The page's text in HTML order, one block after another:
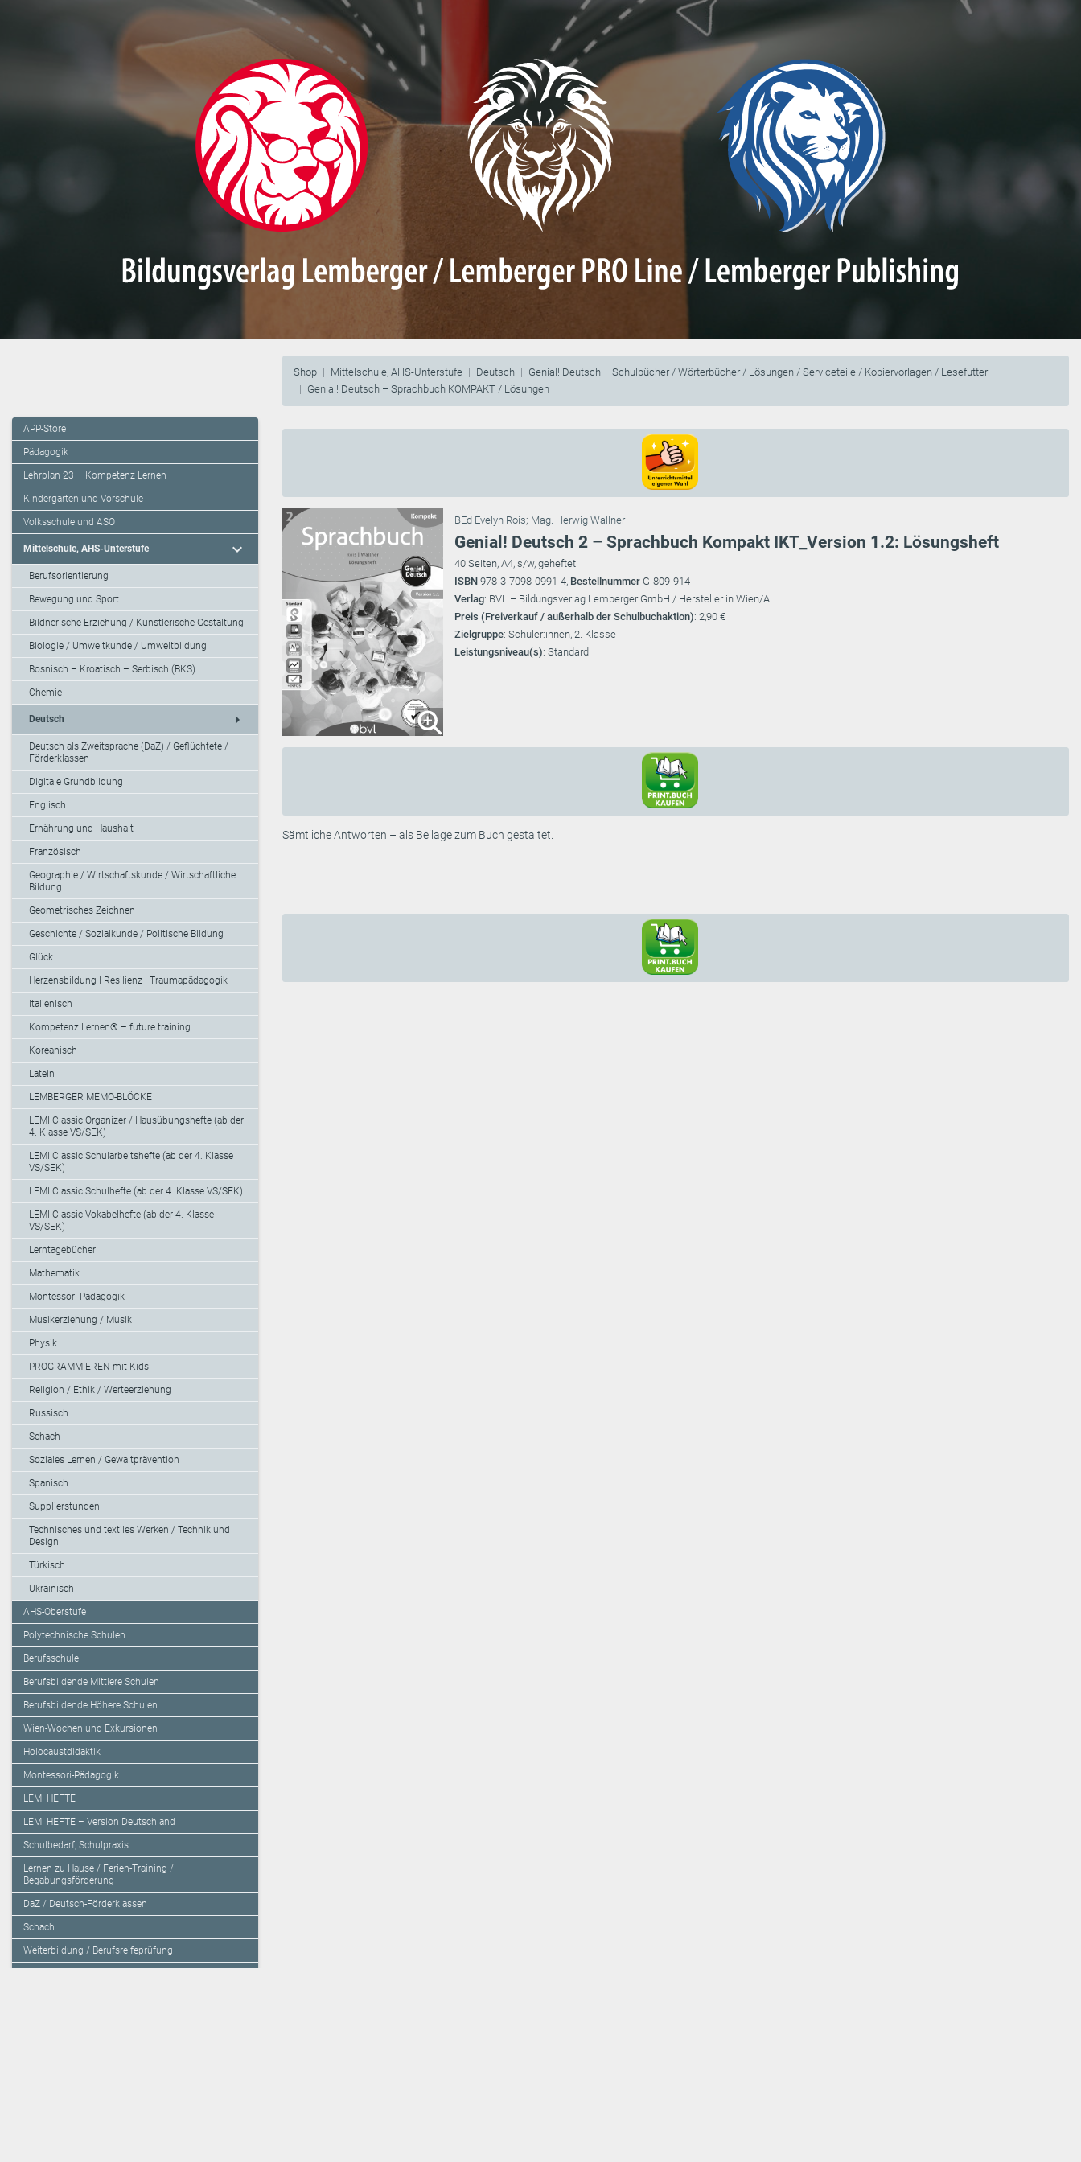
Shop Mittelschule, AHS-Unterstufe Deutsch
Genial! Deutsch – Schulbücher / Wörterbücher / Lösungen / Serviceteile / Kopiervorlagen / Lesefutter
Genial! Deutsch – Sprachbuch KOMPAKT / Lösungen
APP-Store
Pädagogik
Lehrplan 23 – Kompetenz Lernen
Kindergarten und Vorschule
Volksschule und ASO
Mittelschule, AHS-Unterstufe expand_more
Berufsorientierung
Bewegung und Sport
Bildnerische Erziehung / Künstlerische Gestaltung
Biologie / Umweltkunde / Umweltbildung
Bosnisch – Kroatisch – Serbisch (BKS)
Chemie
Deutsch arrow_right
Deutsch als Zweitsprache (DaZ) / Geflüchtete /
Förderklassen
Digitale Grundbildung
Englisch
Ernährung und Haushalt
Französisch
Geographie / Wirtschaftskunde / Wirtschaftliche
Bildung
Geometrisches Zeichnen
Geschichte / Sozialkunde / Politische Bildung
Glück
Herzensbildung I Resilienz I Traumapädagogik
Italienisch
Kompetenz Lernen® – future training
Koreanisch
Latein
LEMBERGER MEMO-BLÖCKE
LEMI Classic Organizer / Hausübungshefte (ab der
4. Klasse VS/SEK)
LEMI Classic Schularbeitshefte (ab der 4. Klasse
VS/SEK)
LEMI Classic Schulhefte (ab der 4. Klasse VS/SEK)
LEMI Classic Vokabelhefte (ab der 4. Klasse
VS/SEK)
Lerntagebücher
Mathematik
Montessori-Pädagogik
Musikerziehung / Musik
Physik
PROGRAMMIEREN mit Kids
Religion / Ethik / Werteerziehung
Russisch
Schach
Soziales Lernen / Gewaltprävention
Spanisch
Supplierstunden
Technisches und textiles Werken / Technik und
Design
Türkisch
Ukrainisch
AHS-Oberstufe
Polytechnische Schulen
Berufsschule
Berufsbildende Mittlere Schulen
Berufsbildende Höhere Schulen
Wien-Wochen und Exkursionen
Holocaustdidaktik
Montessori-Pädagogik
LEMI HEFTE
LEMI HEFTE – Version Deutschland
Schulbedarf, Schulpraxis
Lernen zu Hause / Ferien-Training /
Begabungsförderung
DaZ / Deutsch-Förderklassen
Schach
Weiterbildung / Berufsreifeprüfung
BEd Evelyn Rois; Mag. Herwig Wallner
Genial! Deutsch 2 – Sprachbuch Kompakt IKT_Version 1.2: Lösungsheft
40 Seiten, A4, s/w, geheftet
ISBN 978-3-7098-0991-4, Bestellnummer G-809-914
Verlag: BVL – Bildungsverlag Lemberger GmbH / Hersteller in Wien/A
Preis (Freiverkauf / außerhalb der Schulbuchaktion): 2,90 €
Zielgruppe: Schüler:innen, 2. Klasse
Leistungsniveau(s): Standard
Sämtliche Antworten – als Beilage zum Buch gestaltet.